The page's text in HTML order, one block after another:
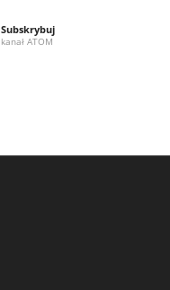
Subskrybuj
kanał ATOM